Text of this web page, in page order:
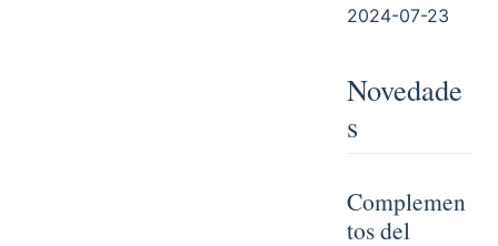
2024-07-23
Novedade
s
Complemen
tos del